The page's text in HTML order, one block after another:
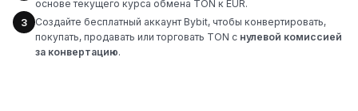
основе текущего курса обмена TON к EUR.
3
Создайте бесплатный аккаунт Bybit, чтобы конвертировать,
покупать, продавать или торговать TON с нулевой комиссией
за конвертацию.